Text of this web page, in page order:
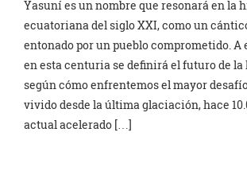
Yasuní es un nombre que resonará en la
ecuatoriana del siglo XXI, como un
entonado por un pueblo comprometido. A
en esta centuria se definirá el futuro de
según cómo enfrentemos el mayor
vivido desde la última glaciación, hace
actual acelerado […]